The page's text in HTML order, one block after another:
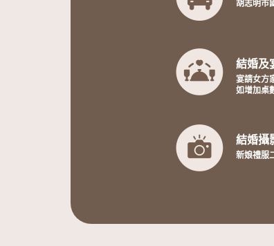
胡志明市
結婚及
宴請女方
如增加桌
結婚攝
新娘禮服